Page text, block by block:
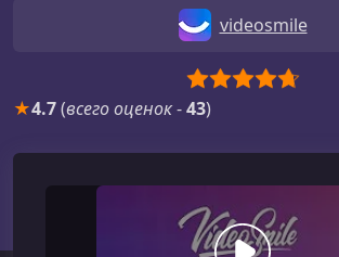
videosmile
★4.7(всего оценок-43)